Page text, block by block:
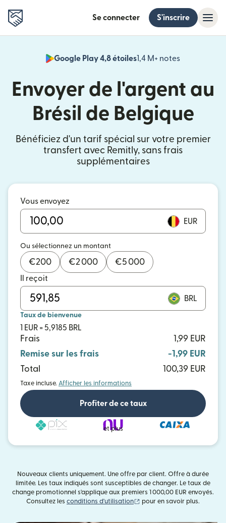
Se connecter S'inscrire
Google Play 4,8 étoiles1,4 M+ notes
Envoyer de l'argent au
Brésil de Belgique
Bénéficiez d'un tarif spécial sur votre premier
transfert avec Remitly, sans frais
supplémentaires
Vous envoyez
EUR
Ou sélectionnez un montant
€200 €2 000 €5 000
Il reçoit
BRL
Taux de bienvenue
1 EUR = 5,9185 BRL
Frais
1,99 EUR
Remise sur les frais
-1,99 EUR
Total
100,39 EUR
Taxe incluse. Afficher les informations
Profiter de ce taux
et plus
Nouveaux clients uniquement. Une offre par client. Offre à durée
limitée. Les taux indiqués sont susceptibles de changer. Le taux de
change promotionnel s'applique aux premiers 1 000,00 EUR envoyés.
Consultez les conditions d'utilisation (s'ouvre dans une nouvelle
pour en savoir plus.